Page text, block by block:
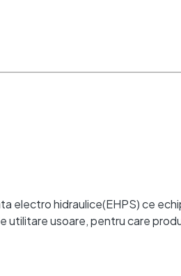
electro hidraulice(EHPS) ce
usoare, pentru care